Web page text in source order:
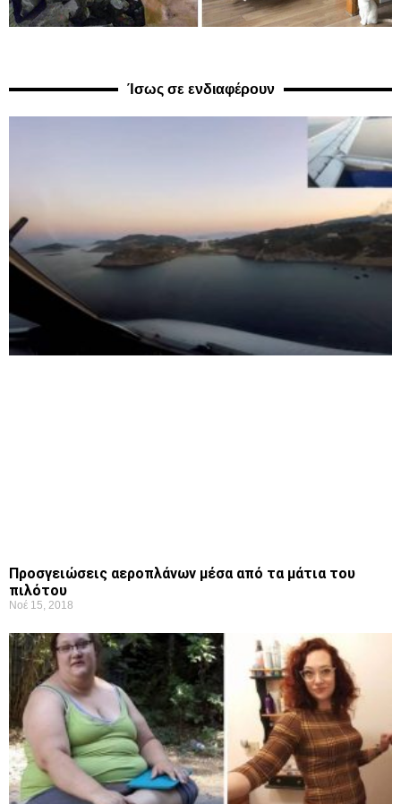
Ίσως σε ενδιαφέρουν
Προσγειώσεις αεροπλάνων μέσα από τα μάτια του
πιλότου
Νοέ 15, 2018